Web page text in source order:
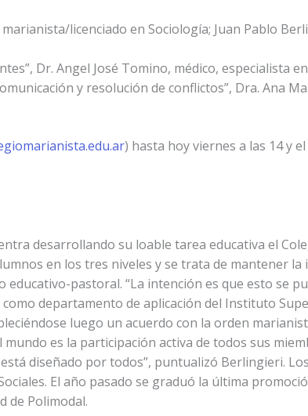
licenciado en Sociología; Juan Pablo
Dr. Angel José Tomino, médico, especialista
y resolución de conflictos”, Dra. Ana
) hasta hoy viernes a las 14 y
desarrollando su loable tarea educativa el
en los tres niveles y se trata de mantener
pastoral. “La intención es que esto se
departamento de aplicación del Instituto
luego un acuerdo con la orden
es la participación activa de todos sus
diseñado por todos”, puntualizó Berlingieri.
El año pasado se graduó la última
de Polimodal.